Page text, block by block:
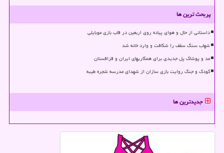
پربحث ترین ها
داستانی از حال و هوای پیاده روی اربعین در قاب بازی موبایلی
شهاب سنگ سقف را شکافت و وارد خانه شد
مد و پوشاک پل جدیدی برای همکاریهای ایران و قزاقستان
کودک و جنگ روایت بازی سازان از شهدای مدرسه شجره طیبه
جدیدترین ها